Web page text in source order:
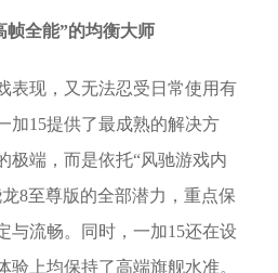
帧全能”的均衡大师
表现，又无法忍受日常使用有
加15提供了最成熟的解决方
极端，而是依托“风驰游戏内
8至尊版的全部潜力，重点保
与流畅。同时，一加15还在设
验上均保持了高端旗舰水准。